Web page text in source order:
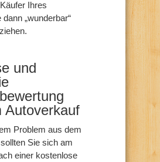
Ihres
„wunderbar“
und
Autoverkauf
Problem aus dem
Sie sich am
einer kostenlose